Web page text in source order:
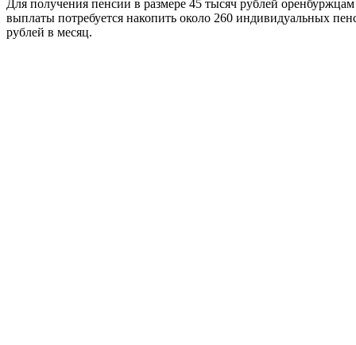
Для получения пенсии в размере 45 тысяч рублей
выплаты потребуется накопить около 260 индивидуальных
рублей в месяц.